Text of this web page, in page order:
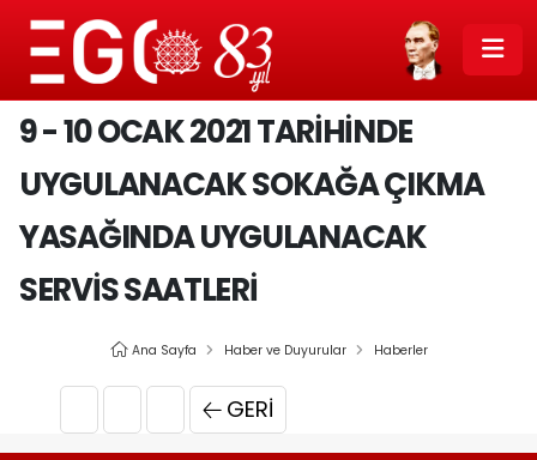
9 - 10 OCAK 2021 TARIHINDE
UYGULANACAK SOKAĞA ÇIKMA
YASAĞINDA UYGULANACAK
SERVIS SAATLERI
Ana Sayfa Haber ve Duyurular Haberler
GERI